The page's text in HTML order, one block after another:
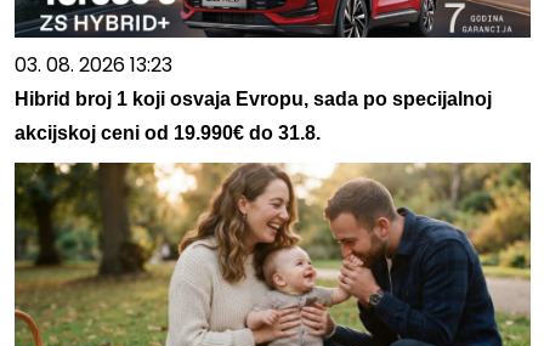
03. 08. 2026 13:23
Hibrid broj 1 koji osvaja Evropu, sada po specijalnoj
akcijskoj ceni od 19.990€ do 31.8.